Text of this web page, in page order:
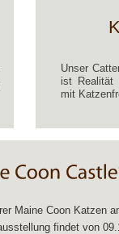
Unser
ist Realität
mit
Maine Coon Katzen
findet von